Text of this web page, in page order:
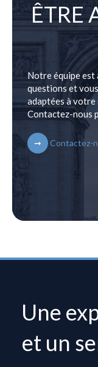
ÊTRE
Notre équipe est
questions et
adaptées à
Contactez-nous
Contactez-
Une
et un